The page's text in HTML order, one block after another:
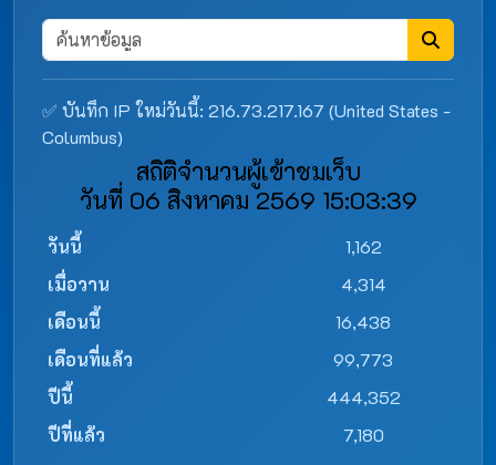
✅ บันทึก IP ใหม่วันนี้: 216.73.217.167 (United States -
Columbus)
สถิติจำนวนผู้เข้าชมเว็บ
วันที่ 06 สิงหาคม 2569 15:03:39
วันนี้
1,162
เมื่อวาน
4,314
เดือนนี้
16,438
เดือนที่แล้ว
99,773
ปีนี้
444,352
ปีที่แล้ว
7,180